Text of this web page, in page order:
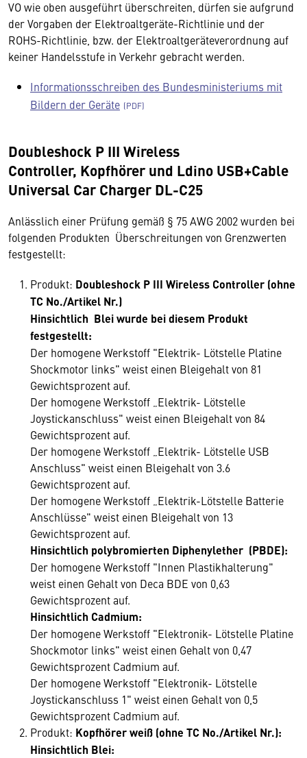
VO wie oben ausgeführt überschreiten, dürfen sie aufgrund
der Vorgaben der Elektroaltgeräte-Richtlinie und der
ROHS-Richtlinie, bzw. der Elektroaltgeräteverordnung auf
keiner Handelsstufe in Verkehr gebracht werden.
Informationsschreiben des Bundesministeriums mit
Bildern der Geräte
Doubleshock P III Wireless
Controller, Kopfhörer und Ldino USB+Cable
Universal Car Charger DL-C25
Anlässlich einer Prüfung gemäß § 75 AWG 2002 wurden bei
folgenden Produkten Überschreitungen von Grenzwerten
festgestellt:
Produkt: Doubleshock P III Wireless Controller (ohne
TC No./Artikel Nr.)
Hinsichtlich Blei wurde bei diesem Produkt
festgestellt:
Der homogene Werkstoff "Elektrik- Lötstelle Platine
Shockmotor links" weist einen Bleigehalt von 81
Gewichtsprozent auf.
Der homogene Werkstoff „Elektrik- Lötstelle
Joystickanschluss" weist einen Bleigehalt von 84
Gewichtsprozent auf.
Der homogene Werkstoff „Elektrik- Lötstelle USB
Anschluss" weist einen Bleigehalt von 3.6
Gewichtsprozent auf.
Der homogene Werkstoff „Elektrik-Lötstelle Batterie
Anschlüsse" weist einen Bleigehalt von 13
Gewichtsprozent auf.
Hinsichtlich polybromierten Diphenylether (PBDE):
Der homogene Werkstoff "Innen Plastikhalterung"
weist einen Gehalt von Deca BDE von 0,63
Gewichtsprozent auf.
Hinsichtlich Cadmium:
Der homogene Werkstoff "Elektronik- Lötstelle Platine
Shockmotor links" weist einen Gehalt von 0,47
Gewichtsprozent Cadmium auf.
Der homogene Werkstoff "Elektronik- Lötstelle
Joystickanschluss 1" weist einen Gehalt von 0,5
Gewichtsprozent Cadmium auf.
Produkt: Kopfhörer weiß (ohne TC No./Artikel Nr.):
Hinsichtlich Blei: